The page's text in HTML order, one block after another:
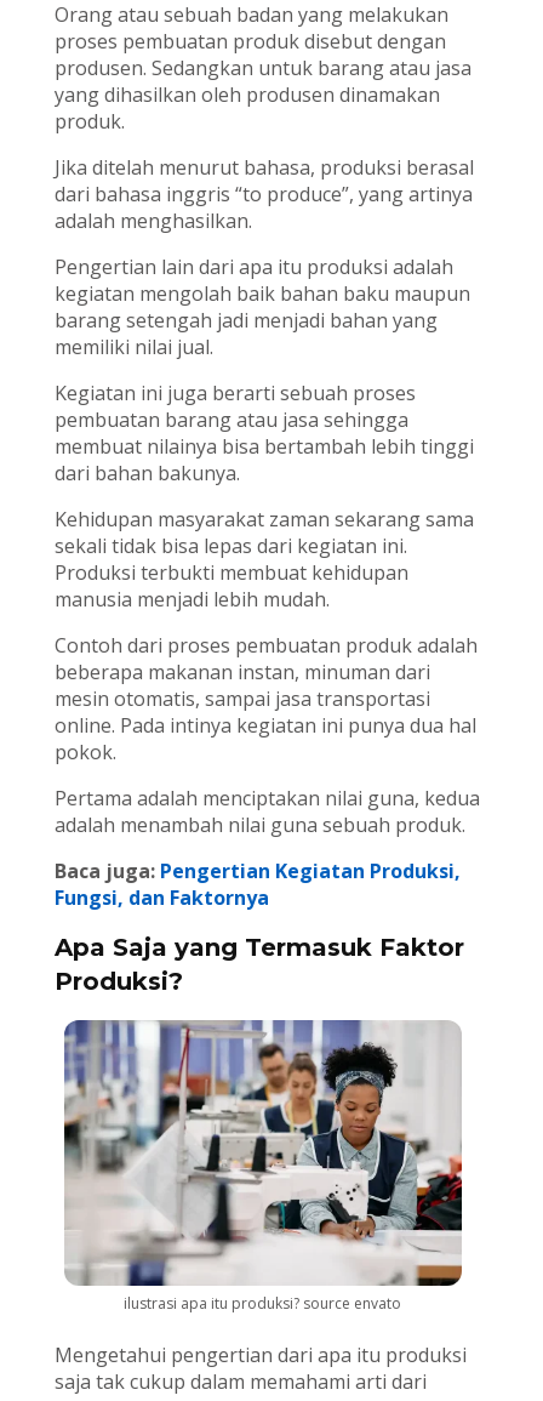
Orang atau sebuah badan yang melakukan
proses pembuatan produk disebut dengan
produsen. Sedangkan untuk barang atau jasa
yang dihasilkan oleh produsen dinamakan
produk.
Jika ditelah menurut bahasa, produksi berasal
dari bahasa inggris “to produce”, yang artinya
adalah menghasilkan.
Pengertian lain dari apa itu produksi adalah
kegiatan mengolah baik bahan baku maupun
barang setengah jadi menjadi bahan yang
memiliki nilai jual.
Kegiatan ini juga berarti sebuah proses
pembuatan barang atau jasa sehingga
membuat nilainya bisa bertambah lebih tinggi
dari bahan bakunya.
Kehidupan masyarakat zaman sekarang sama
sekali tidak bisa lepas dari kegiatan ini.
Produksi terbukti membuat kehidupan
manusia menjadi lebih mudah.
Contoh dari proses pembuatan produk adalah
beberapa makanan instan, minuman dari
mesin otomatis, sampai jasa transportasi
online. Pada intinya kegiatan ini punya dua hal
pokok.
Pertama adalah menciptakan nilai guna, kedua
adalah menambah nilai guna sebuah produk.
Baca juga: Pengertian Kegiatan Produksi,
Fungsi, dan Faktornya
Apa Saja yang Termasuk Faktor
Produksi?
ilustrasi apa itu produksi? source envato
Mengetahui pengertian dari apa itu produksi
saja tak cukup dalam memahami arti dari